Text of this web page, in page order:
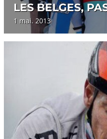
LES BELGES,
1 mai. 2013